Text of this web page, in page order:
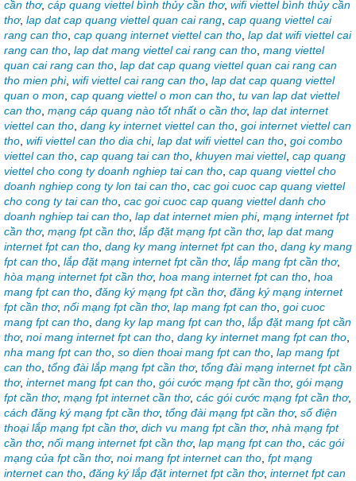
cần thơ, cáp quang viettel bình thủy cần thơ, wifi viettel bình thủy cần
thơ, lap dat cap quang viettel quan cai rang cap quang viettel cai
rang can tho cap quang internet viettel can tho lap dat wifi viettel cai
rang can tho lap dat mang viettel cai rang can tho mang viettel
quan cai rang can tho lap dat cap quang viettel quan cai rang can
tho mien phi, wifi viettel cai rang can tho lap dat cap quang viettel
quan o mon cap quang viettel o mon can tho tu van lap dat viettel
can tho mạng cáp quang nào tốt nhất o cần thơ, lap dat internet
viettel can tho dang ky internet viettel can tho goi internet viettel can
tho wifi viettel can tho dia chi, lap dat wifi viettel can tho goi combo
viettel can tho cap quang tai can tho khuyen mai viettel, cap quang
viettel cho cong ty doanh nghiep tai can tho cap quang viettel cho
doanh nghiep cong ty lon tai can tho cac goi cuoc cap quang viettel
cho cong ty tai can tho cac goi cuoc cap quang viettel danh cho
doanh nghiep tai can tho lap dat internet mien phi, mạng internet fpt
cần thơ, mạng fpt cần thơ, lắp đặt mạng fpt cần thơ, lap dat mang
internet fpt can tho dang ky mang internet fpt can tho dang ky mang
fpt can tho lắp đặt mạng internet fpt cần thơ, lắp mang fpt cần thơ,
hòa mạng internet fpt cần thơ, hoa mang internet fpt can tho hoa
mang fpt can tho đăng ký mạng fpt cần thơ, đăng ký mạng internet
fpt cần thơ, nối mạng fpt cần thơ, lap mang fpt can tho goi cuoc
mang fpt can tho dang ky lap mang fpt can tho lắp đặt mang fpt cần
thơ, noi mang internet fpt can tho dang ky internet mang fpt can tho
nha mang fpt can tho so dien thoai mang fpt can tho lap mang fpt
can tho tổng đài lắp mạng fpt cần thơ, tổng đài mạng internet fpt cần
thơ, internet mang fpt can tho gói cước mạng fpt cần thơ, gói mạng
fpt cần thơ, mạng fpt internet cần thơ, các gói cước mạng fpt cần thơ,
cách đăng ký mạng fpt cần thơ, tổng đài mạng fpt cần thơ, số điện
thoại lắp mạng fpt cần thơ, dich vu mang fpt cần thơ, nhà mạng fpt
cần thơ, nối mạng internet fpt cần thơ, lap mạng fpt can tho các gói
mạng của fpt cần thơ, noi mang fpt internet can tho fpt mạng
internet can tho đăng ký lắp đặt internet fpt cần thơ, internet fpt can